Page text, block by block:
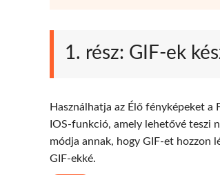
1. rész: GIF-ek
Használhatja az Élő fényképeket
IOS-funkció, amely lehetővé teszi
módja annak, hogy GIF-et hozzon
GIF-ekké.